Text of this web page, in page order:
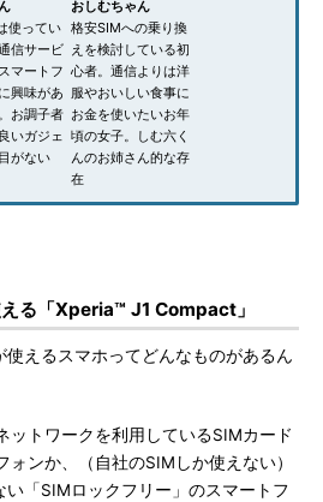
使ってい
信サービ
マートフ
興味があ
お調子者
いガジェ
がない
おしむちゃん
格安SIMへの乗り換
えを検討している初
心者。通信よりは洋
服やおいしい食事に
お金を使いたいお年
頃の女子。しむ六く
んのお姉さん的な存
在
る「Xperia™ J1 Compact」
えるスマホってどんなものがあるん
トワークを利用しているSIMカード
ンか、（自社のSIMしか使えない）
「SIMロックフリー」のスマートフ